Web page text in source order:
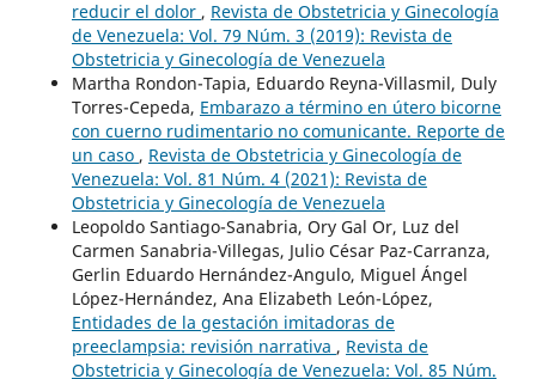
reducir el dolor , Revista de Obstetricia y Ginecología
de Venezuela: Vol. 79 Núm. 3 (2019): Revista de
Obstetricia y Ginecología de Venezuela
Martha Rondon-Tapia, Eduardo Reyna-Villasmil, Duly
Torres-Cepeda, Embarazo a término en útero bicorne
con cuerno rudimentario no comunicante. Reporte de
un caso , Revista de Obstetricia y Ginecología de
Venezuela: Vol. 81 Núm. 4 (2021): Revista de
Obstetricia y Ginecología de Venezuela
Leopoldo Santiago-Sanabria, Ory Gal Or, Luz del
Carmen Sanabria-Villegas, Julio César Paz-Carranza,
Gerlin Eduardo Hernández-Angulo, Miguel Ángel
López-Hernández, Ana Elizabeth León-López,
Entidades de la gestación imitadoras de
preeclampsia: revisión narrativa , Revista de
Obstetricia y Ginecología de Venezuela: Vol. 85 Núm.